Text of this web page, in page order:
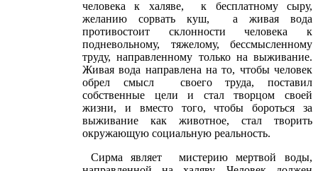
человека к халяве, к бесплатному сыру,
желанию сорвать куш, а живая вода
противостоит склонности человека к
подневольному, тяжелому, бессмысленному
труду, направленному только на выживание.
Живая вода направлена на то, чтобы человек
обрел смысл своего труда, поставил
собственные цели и стал творцом своей
жизни, и вместо того, чтобы бороться за
выживание как животное, стал творить
окружающую социальную реальность.
Сирма являет мистерию мертвой воды,